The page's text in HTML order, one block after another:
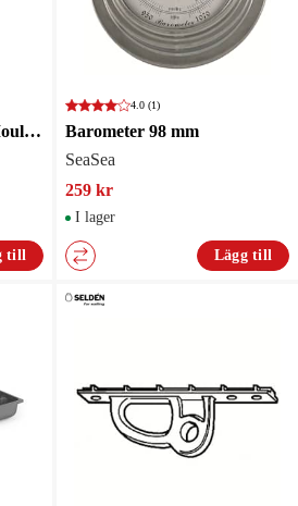
Baltic Capsule United Moulders Nya
till
4.0 (1)
Barometer 98 mm
SeaSea
259 kr
I lager
Lägg till